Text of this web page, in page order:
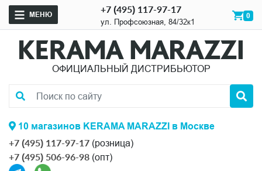
МЕНЮ +7 (495) 117-97-17
ул. Профсоюзная, 84/32к1
0
ОФИЦИАЛЬНЫЙ ДИСТРИБЬЮТОР
10 магазинов KERAMA MARAZZI в Москве
+7 (495) 117-97-17 (розница)
+7 (495) 506-96-98 (опт)